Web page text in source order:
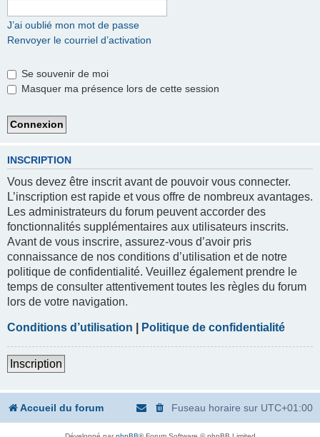
J’ai oublié mon mot de passe
Renvoyer le courriel d’activation
Se souvenir de moi
Masquer ma présence lors de cette session
INSCRIPTION
Vous devez être inscrit avant de pouvoir vous connecter.
L’inscription est rapide et vous offre de nombreux avantages.
Les administrateurs du forum peuvent accorder des
fonctionnalités supplémentaires aux utilisateurs inscrits.
Avant de vous inscrire, assurez-vous d’avoir pris
connaissance de nos conditions d’utilisation et de notre
politique de confidentialité. Veuillez également prendre le
temps de consulter attentivement toutes les règles du forum
lors de votre navigation.
Conditions d’utilisation Politique de confidentialité
Inscription
Accueil du forum Fuseau horaire sur UTC+01:00